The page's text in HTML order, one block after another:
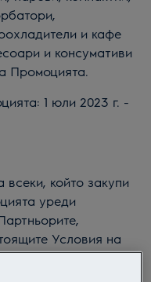
и кафе
и консумативи
Промоцията.
1 юли 2023 г. -
който закупи
уреди
Условия на
(точка 2) и